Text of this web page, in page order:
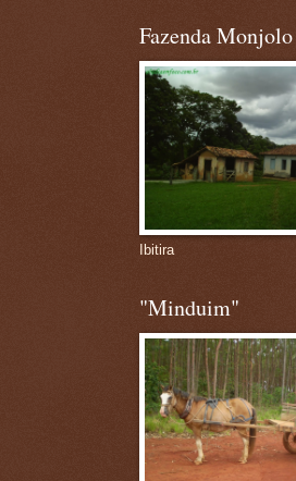
Fazenda Monjolo
Ibitira
"Minduim"